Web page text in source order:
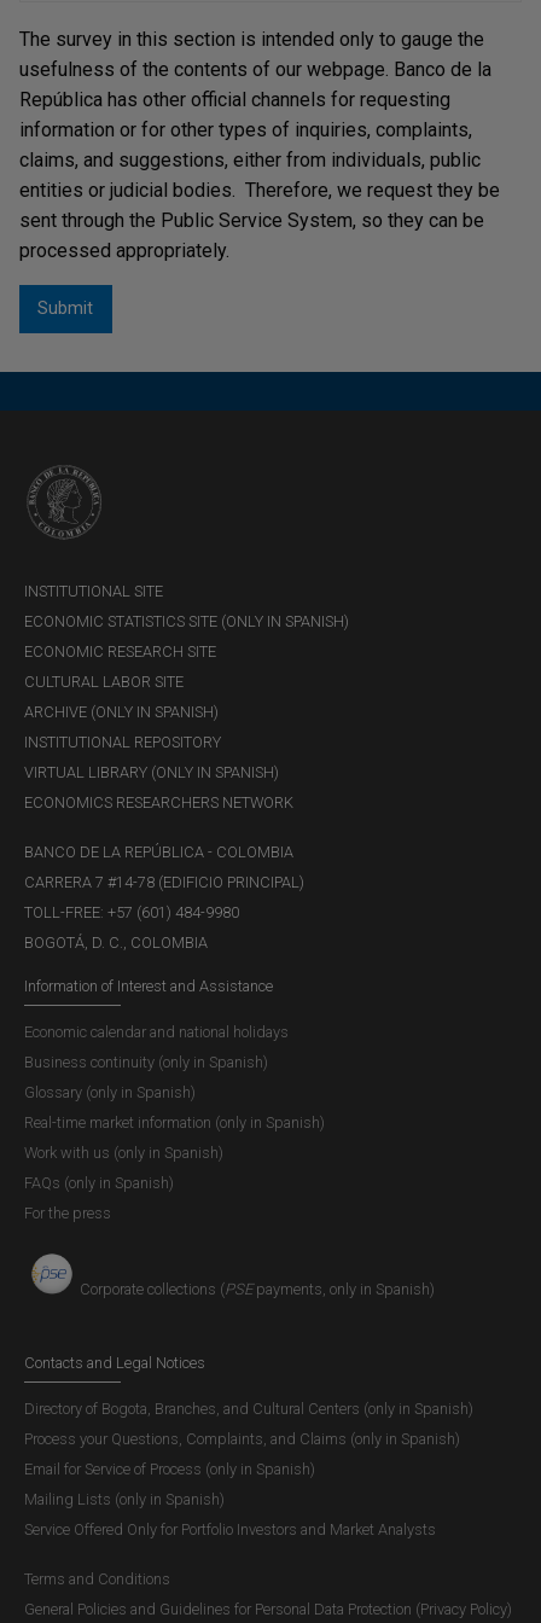
histórica de otras sedes del Banco, con el fin de asegurar
la protección de este importante patrimonio documental
para la entidad y del país.
El proyecto del Archivo Histórico fue planificado en 4
fases:
Desinfección y restauración
Digitalización (OCR e ICR)
The survey in this section is intended only to gauge the
usefulness of the contents of our webpage. Banco de la
República has other official channels for requesting
information or for other types of inquiries, complaints,
claims, and suggestions, either from individuals, public
entities or judicial bodies. Therefore, we request they be
sent through the Public Service System, so they can be
processed appropriately.
INSTITUTIONAL SITE
ECONOMIC STATISTICS SITE (ONLY IN SPANISH)
ECONOMIC RESEARCH SITE
CULTURAL LABOR SITE
ARCHIVE (ONLY IN SPANISH)
INSTITUTIONAL REPOSITORY
VIRTUAL LIBRARY (ONLY IN SPANISH)
ECONOMICS RESEARCHERS NETWORK
BANCO DE LA REPÚBLICA - COLOMBIA
CARRERA 7 #14-78 (EDIFICIO PRINCIPAL)
TOLL-FREE: +57 (601) 484-9980
BOGOTÁ, D. C., COLOMBIA
Information of Interest and Assistance
Economic calendar and national holidays
Business continuity (only in Spanish)
Glossary (only in Spanish)
Real-time market information (only in Spanish)
Work with us (only in Spanish)
FAQs (only in Spanish)
For the press
Corporate collections (PSEpayments, only in Spanish)
Contacts and Legal Notices
Directory of Bogota, Branches, and Cultural Centers (only in Spanish)
Process your Questions, Complaints, and Claims (only in Spanish)
Email for Service of Process (only in Spanish)
Mailing Lists (only in Spanish)
Service Offered Only for Portfolio Investors and Market Analysts
Terms and Conditions
General Policies and Guidelines for Personal Data Protection (Privacy Policy)